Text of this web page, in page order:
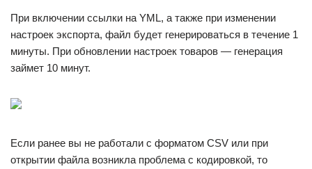
При включении ссылки на YML, а также при изменении
настроек экспорта, файл будет генерироваться в течение 1
минуты. При обновлении настроек товаров — генерация
займет 10 минут.
Если ранее вы не работали с форматом CSV или при
открытии файла возникла проблема с кодировкой, то